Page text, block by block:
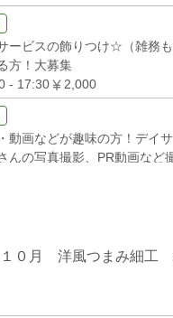
ービスの飾りつけ☆（雑務も
方！大募集
- 17:30
2,000
動画などが趣味の方！デイ
んの写真撮影、PR動画など
クススのインストラクター
デイサービスで特技を披露し
す☆
０月 洋風つまみ細工